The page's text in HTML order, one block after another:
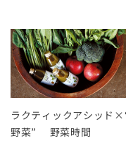
ラクティックアシッド
野菜” 野菜時間